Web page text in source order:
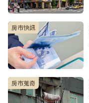
房市快訊
房市蒐奇